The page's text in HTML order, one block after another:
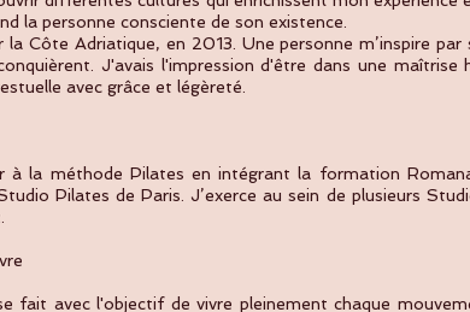
la personne consciente de son existence.
la Côte Adriatique, en 2013. Une personne m’inspire
J'avais l'impression d'être dans une
avec grâce et légèreté.
à la méthode Pilates en intégrant la formation
Pilates de Paris. J’exerce au sein de plusieurs
fait avec l'objectif de vivre pleinement chaque